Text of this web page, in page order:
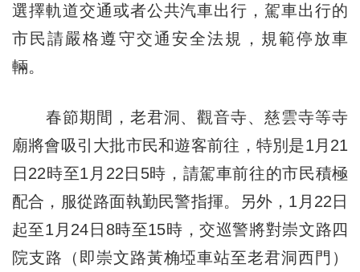
選擇軌道交通或者公共汽車出行，駕車出行的
市民請嚴格遵守交通安全法規，規範停放車
輛。
春節期間，老君洞、觀音寺、慈雲寺等寺
廟將會吸引大批市民和遊客前往，特別是1月21
日22時至1月22日5時，請駕車前往的市民積極
配合，服從路面執勤民警指揮。另外，1月22日
起至1月24日8時至15時，交巡警將對崇文路四
院支路（即崇文路黃桷埡車站至老君洞西門）